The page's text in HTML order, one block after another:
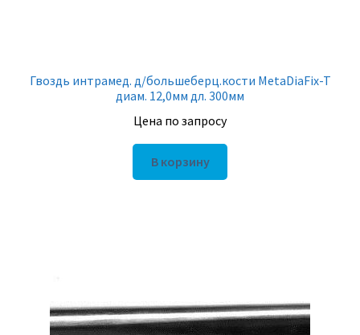
Гвоздь интрамед. д/большеберц.кости MetaDiaFix-T
диам. 12,0мм дл. 300мм
Цена по запросу
В корзину